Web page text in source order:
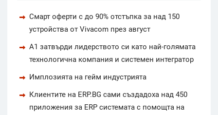
Смарт оферти с до 90% отстъпка за над 150
устройства от Vivacom през август
А1 затвърди лидерството си като най-голямата
технологична компания и системен интегратор
Имплозията на гейм индустрията
Клиентите на ERP.BG сами създадоха над 450
приложения за ERP системата с помощта на